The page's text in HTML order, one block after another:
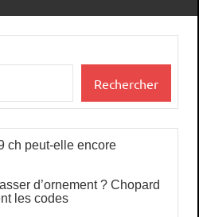
Rechercher
ch peut-elle encore
d’ornement ? Chopard
les codes